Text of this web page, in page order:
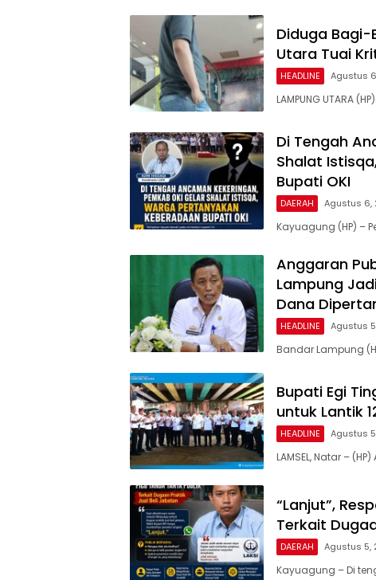
Diduga Bagi-
Utara Tuai
HEADLINE Agustus
LAMPUNG UTARA
Di Tengah
Shalat
Bupati OKI
DAERAH Agustus 6,
Kayuagung (HP) –
Anggaran
Lampung
Dana
HEADLINE Agustus
Bandar Lampung
Bupati Egi
untuk Lantik
HEADLINE Agustus
LAMSEL, Natar –
“Lanjut”,
Terkait
DAERAH Agustus 5,
Kayuagung – Di